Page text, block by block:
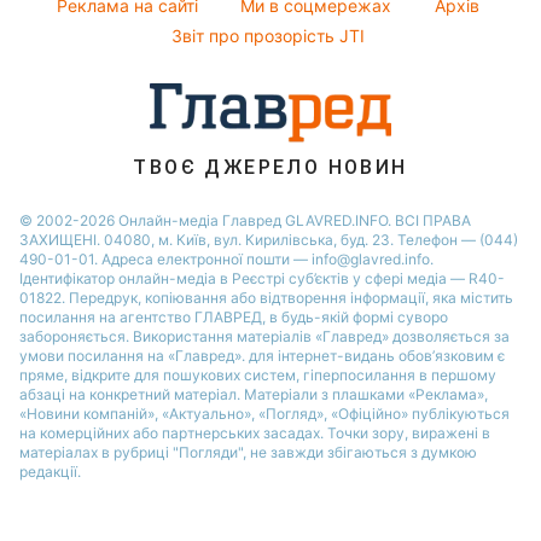
Новини Полтави
Пилова буря
Реклама на сайті
Ми в соцмережах
Архів
Звіт про прозорість JTI
ТВОЄ ДЖЕРЕЛО НОВИН
© 2002-2026 Онлайн-медіа Главред GLAVRED.INFO. ВСІ ПРАВА
ЗАХИЩЕНІ. 04080, м. Київ, вул. Кирилівська, буд. 23. Телефон — (044)
490-01-01. Адреса електронної пошти — info@glavred.info.
Ідентифікатор онлайн-медіа в Реєстрі суб’єктів у сфері медіа — R40-
01822. Передрук, копіювання або відтворення інформації, яка містить
посилання на агентство ГЛАВРЕД, в будь-якій формi суворо
забороняється. Використання матеріалів «Главред» дозволяється за
умови посилання на «Главред». для інтернет-видань обов’язковим є
пряме, відкрите для пошукових систем, гіперпосилання в першому
абзаці на конкретний матеріал. Матеріали з плашками «Реклама»,
«Новини компаній», «Актуально», «Погляд», «Офіційно» публікуються
на комерційних або партнерських засадах. Точки зору, виражені в
матеріалах в рубриці "Погляди", не завжди збігаються з думкою
редакції.